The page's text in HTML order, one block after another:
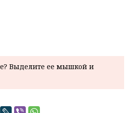
Выделите ее мышкой и